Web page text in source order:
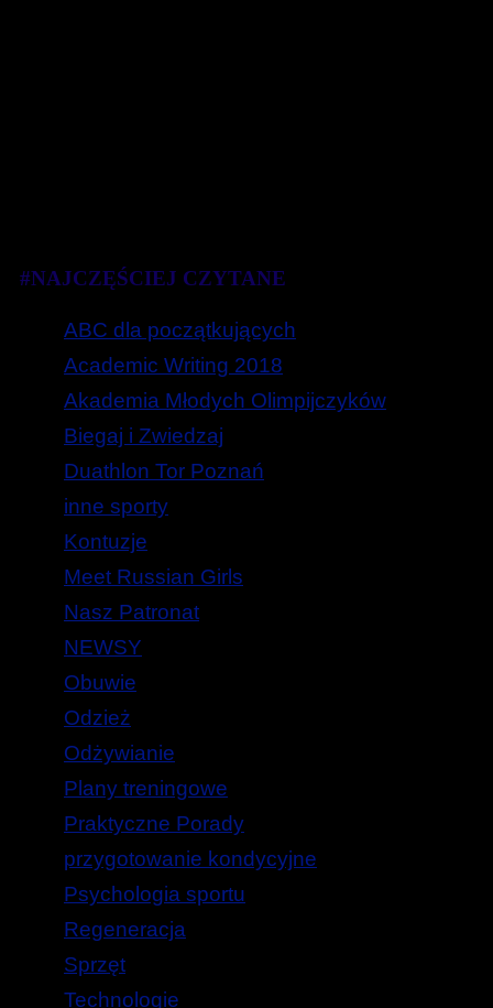
#NAJCZĘŚCIEJ CZYTANE
ABC dla początkujących
Academic Writing 2018
Akademia Młodych Olimpijczyków
Biegaj i Zwiedzaj
Duathlon Tor Poznań
inne sporty
Kontuzje
Meet Russian Girls
Nasz Patronat
NEWSY
Obuwie
Odzież
Odżywianie
Plany treningowe
Praktyczne Porady
przygotowanie kondycyjne
Psychologia sportu
Regeneracja
Sprzęt
Technologie